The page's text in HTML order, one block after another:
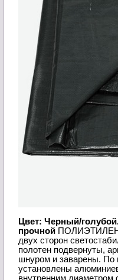
Цвет: Черный/
прочной
двух сторон
полотен подвернуты,
шнуром и заварены. По
установлены